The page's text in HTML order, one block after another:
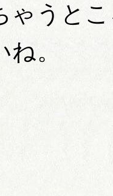
ゃうと
。